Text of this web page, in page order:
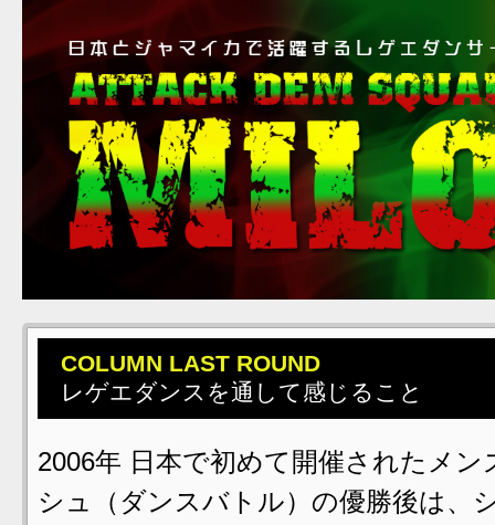
COLUMN LAST ROUND
レゲエダンスを通して感じること
2006年 日本で初めて開催されたメ
シュ（ダンスバトル）の優勝後は、